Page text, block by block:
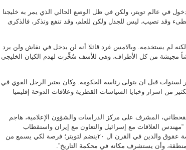
في عالم تويتر، ولكن في ظل الوضع الحالي الذي يمر به خليجنا
وقد تصيب، ليس للجدل ولكن للعلم، وقد تنفع وتذكر، فالذكرى
حمد بن جاسم أنشئ في العام 2015، لكنه لم يستخدمه. وبالامس غرد قائلا أنه لن يدخل في نقاش ولن يرد
مجيشة من كل الأطراف، وهي للأسف سُخِّرت لهدم الكيان الخليجي
قبل ان يتولى رئاسة الحكومة. وكان يعتبر الرجل القوي في
من اسرار وخبايا السياسات القطرية وعلاقات الدوحة إقليميا
المشرف على مركز الدراسات والشؤون الإعلامية، هاجم
“مهندس العلاقات مع إسرائيل والتعاون مع إيران واستقطاب
الإخوان.”. وأضاف انه “العقل المدبر لأشهر قصة عقوق والدين في القرن ال ٢٠ينضم لتويتر؛ فرصة لكي يسمع من
وأن يستشرف مكانه في محكمة التاريخ”.